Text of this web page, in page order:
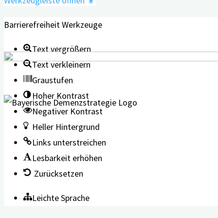
Barrierefreiheit Werkzeuge
Text vergrößern
Text verkleinern
Graustufen
Hoher Kontrast
Negativer Kontrast
Heller Hintergrund
Links unterstreichen
Lesbarkeit erhöhen
Zurücksetzen
Leichte Sprache